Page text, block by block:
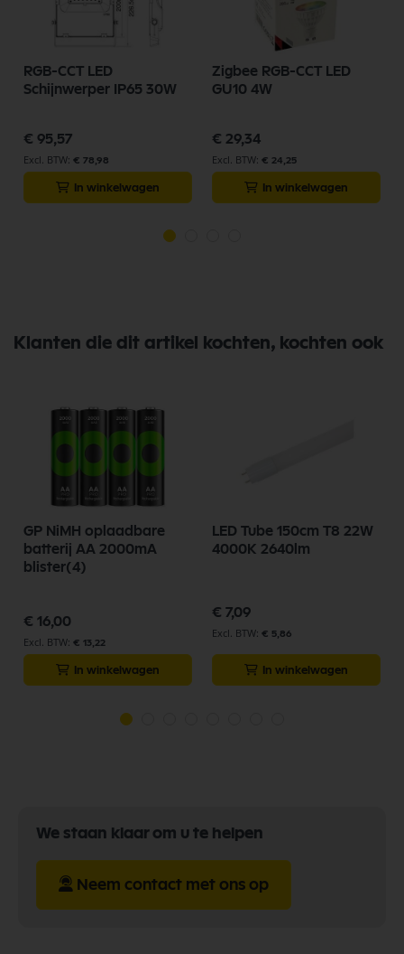
RGB-CCT LED
Schijnwerper IP65 30W
€ 95,57
€ 78,98
In winkelwagen
Zigbee RGB-CCT LED
GU10 4W
€ 29,34
€ 24,25
In winkelwagen
Klanten die dit artikel kochten, kochten ook
GP NiMH oplaadbare
batterij AA 2000mA
blister(4)
€ 16,00
€ 13,22
In winkelwagen
LED Tube 150cm T8 22W
4000K 2640lm
€ 7,09
€ 5,86
In winkelwagen
We staan klaar om u te helpen
Neem contact met ons op